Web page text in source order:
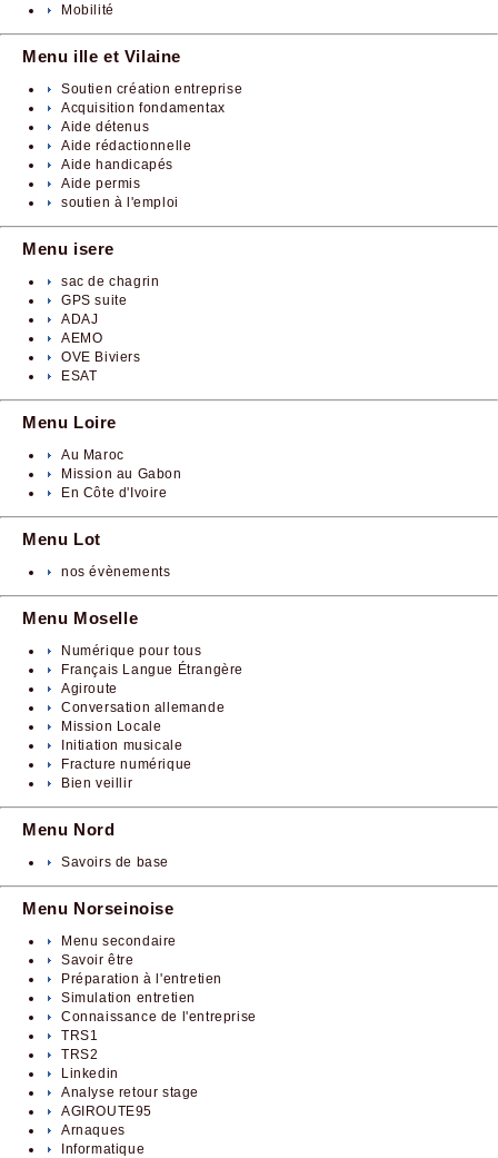
Mobilité
Menu ille et Vilaine
Soutien création entreprise
Acquisition fondamentax
Aide détenus
Aide rédactionnelle
Aide handicapés
Aide permis
soutien à l'emploi
Menu isere
sac de chagrin
GPS suite
ADAJ
AEMO
OVE Biviers
ESAT
Menu Loire
Au Maroc
Mission au Gabon
En Côte d'Ivoire
Menu Lot
nos évènements
Menu Moselle
Numérique pour tous
Français Langue Étrangère
Agiroute
Conversation allemande
Mission Locale
Initiation musicale
Fracture numérique
Bien veillir
Menu Nord
Savoirs de base
Menu Norseinoise
Menu secondaire
Savoir être
Préparation à l'entretien
Simulation entretien
Connaissance de l'entreprise
TRS1
TRS2
Linkedin
Analyse retour stage
AGIROUTE95
Arnaques
Informatique